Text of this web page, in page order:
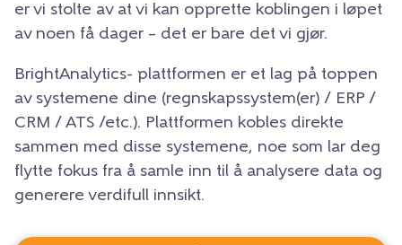
er vi stolte av at vi kan opprette koblingen i løpet
av noen få dager – det er bare det vi gjør.
BrightAnalytics- plattformen er et lag på toppen
av systemene dine (regnskapssystem(er) / ERP /
CRM / ATS /etc.). Plattformen kobles direkte
sammen med disse systemene, noe som lar deg
flytte fokus fra å samle inn til å analysere data og
generere verdifull innsikt.